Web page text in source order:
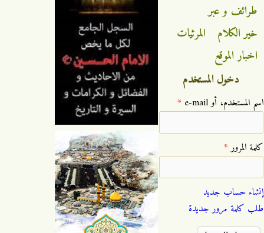
طرائف و عبر
خير الكلام
المرئيات
اخبار الموقع
دخول المستخدم
‏اسم المستخدم، أو e-mail ‏ *
‏كلمة المرور ‏*
إنشاء حساب جديد
طلب كلمة مرور جديدة